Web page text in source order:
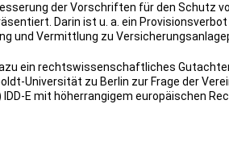
der Vorschriften für den Schutz
Darin ist u. a. ein
und Vermittlung zu
ein rechtswissenschaftliches
Universität zu Berlin zur Frage der
E mit höherrangigem europäischen